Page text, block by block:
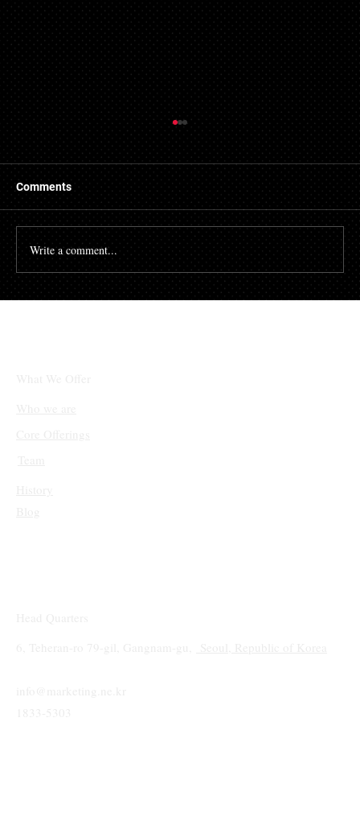
Comments
Write a comment...